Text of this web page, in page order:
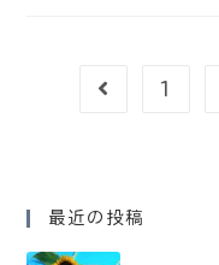
1
最近の投稿